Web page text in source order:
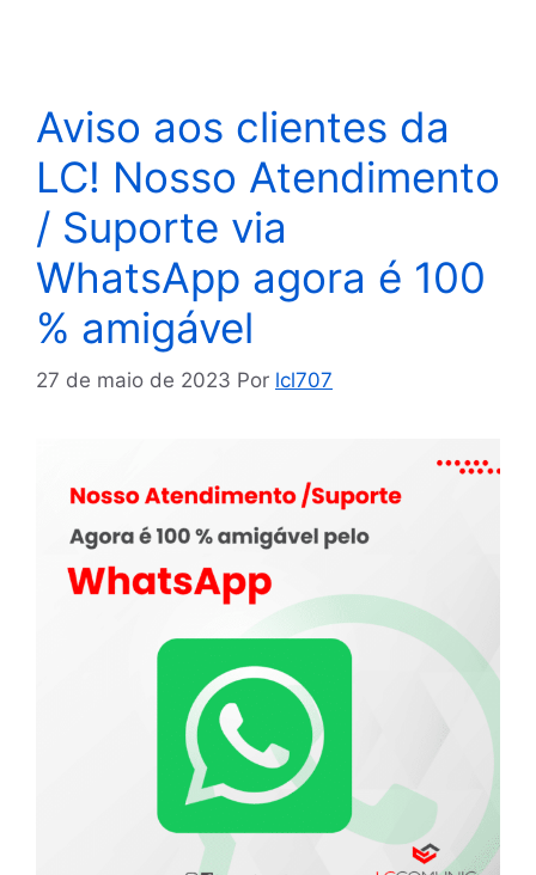
Aviso aos clientes da
LC! Nosso Atendimento
/ Suporte via
WhatsApp agora é 100
% amigável
27 de maio de 2023 Por lcl707